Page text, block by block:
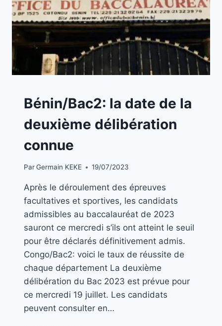
A
LA
|
Bénin/Bac2: la date de la
deuxième délibération
connue
ParGermain KEKE 19/07/2023
Après le déroulement des épreuves
facultatives et sportives, les candidats
admissibles au baccalauréat de 2023
sauront ce mercredi s’ils ont atteint le seuil
pour être déclarés définitivement admis.
Congo/Bac2: voici le taux de réussite de
chaque département La deuxième
délibération du Bac 2023 est prévue pour
ce mercredi 19 juillet. Les candidats
peuvent consulter en…